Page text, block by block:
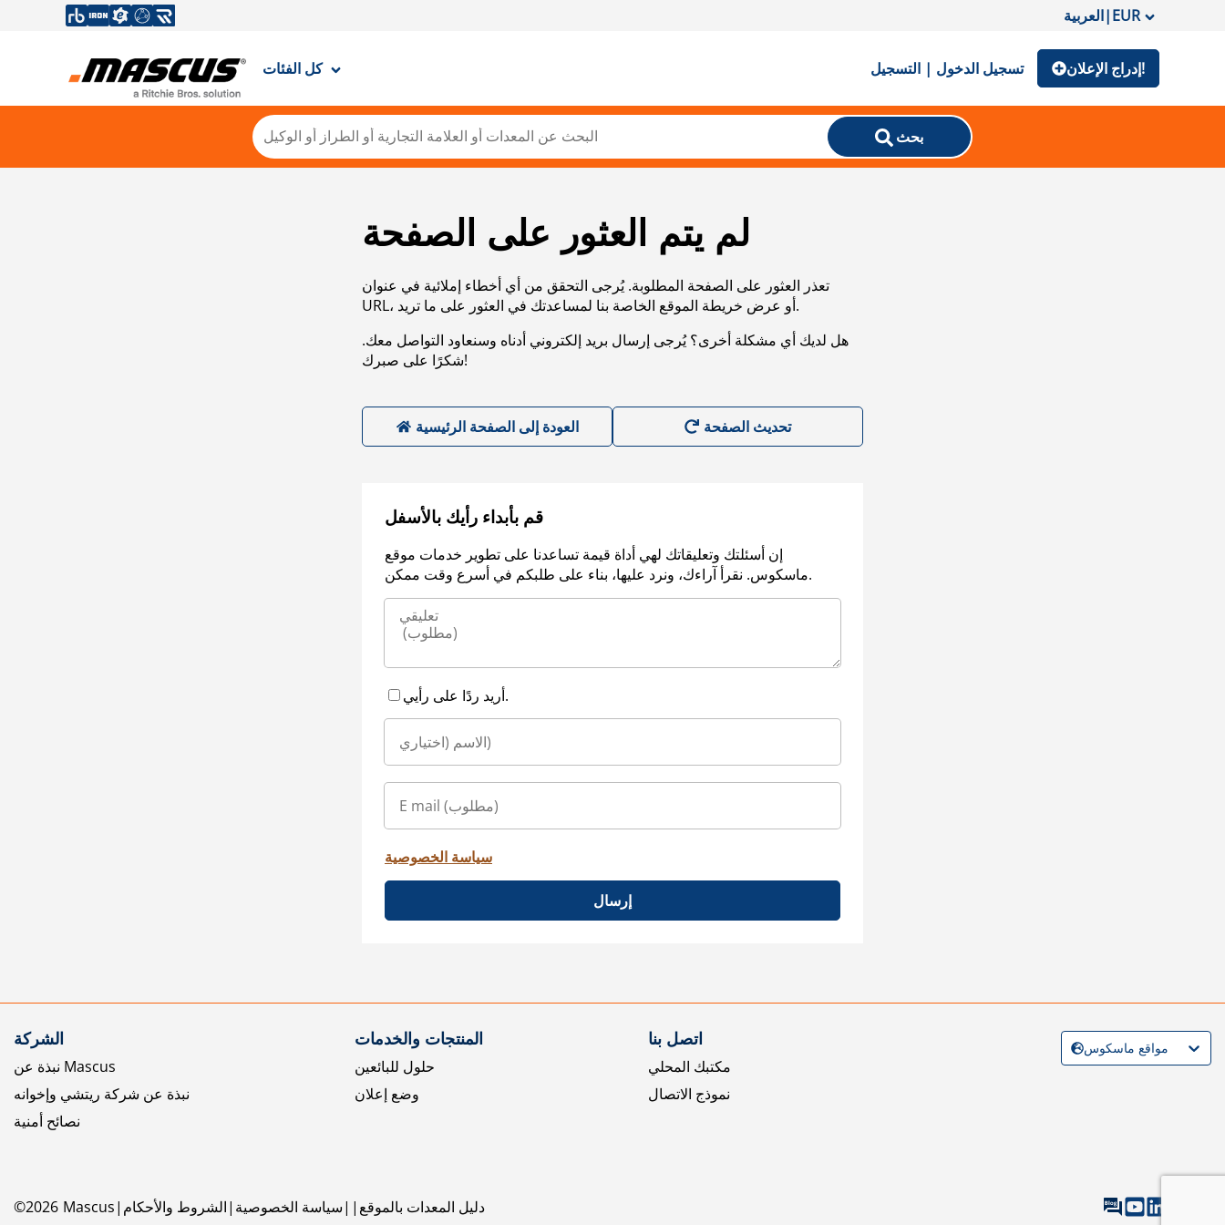
العربية|EUR
كل الفئات تسجيل الدخول | التسجيل إدراج الإعلان!
بحث
لم يتم العثور على الصفحة
تعذر العثور على الصفحة المطلوبة. يُرجى التحقق من أي أخطاء إملائية في عنوان
URL، أو عرض خريطة الموقع الخاصة بنا لمساعدتك في العثور على ما تريد.
هل لديك أي مشكلة أخرى؟ يُرجى إرسال بريد إلكتروني أدناه وسنعاود التواصل معك.
شكرًا على صبرك!
العودة إلى الصفحة الرئيسية
قم بأبداء رأيك بالأسفل
إن أسئلتك وتعليقاتك لهي أداة قيمة تساعدنا على تطوير خدمات موقع
ماسكوس. نقرأ آراءك، ونرد عليها، بناء على طلبكم في أسرع وقت ممكن.
أريد ردًا على رأيي.
سياسة الخصوصية
إرسال
الشركة
نبذة عن Mascus
نبذة عن شركة ريتشي وإخوانه
نصائح أمنية
المنتجات والخدمات
حلول للبائعين
وضع إعلان
اتصل بنا
مكتبك المحلي
نموذج الاتصال
©2026 Mascus الشروط والأحكام سياسة الخصوصية دليل المعدات بالموقع
مواقع ماسكوس